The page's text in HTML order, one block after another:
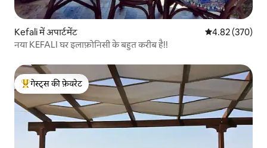
Kefali में अपार्टमेंट औसत रेटिंग 5 में से
4.82 (370)
नया KEFALI घर इलाफ़ोनिसी के बहुत करीब है!!
गेस्ट्स का टॉप फ़ेवरेट
गेस्ट्स की फ़ेवरेट